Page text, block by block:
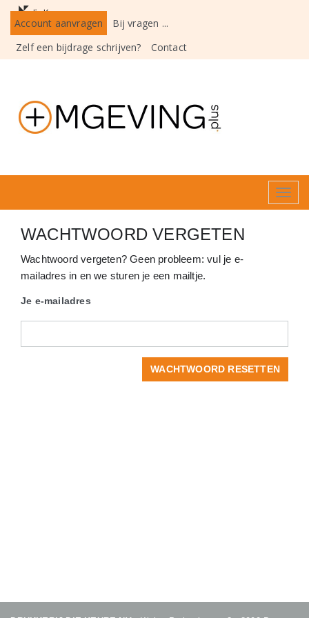
Account aanvragen
Bij vragen ...
Zelf een bijdrage schrijven?
Contact
WACHTWOORD VERGETEN
Wachtwoord vergeten? Geen probleem: vul je e-
mailadres in en we sturen je een mailtje.
Je e-mailadres
WACHTWOORD RESETTEN